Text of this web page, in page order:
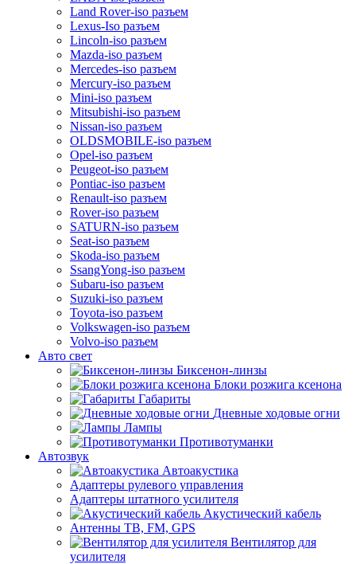
Land Rover-iso разъем
Lexus-Iso разъем
Lincoln-iso разъем
Mazda-iso разъем
Mercedes-iso разъем
Mercury-iso разъем
Mini-iso разъем
Mitsubishi-iso разъем
Nissan-iso разъем
OLDSMOBILE-iso разъем
Opel-iso разъем
Peugeot-iso разъем
Pontiac-iso разъем
Renault-iso разъем
Rover-iso разъем
SATURN-iso разъем
Seat-iso разъем
Skoda-iso разъем
SsangYong-iso разъем
Subaru-iso разъем
Suzuki-iso разъем
Toyota-iso разъем
Volkswagen-iso разъем
Volvo-iso разъем
Авто свет
Биксенон-линзы
Блоки розжига ксенона
Габариты
Дневные ходовые огни
Лампы
Противотуманки
Автозвук
Автоакустика
Адаптеры рулевого управления
Адаптеры штатного усилителя
Акустический кабель
Антенны ТВ, FM, GPS
Вентилятор для
усилителя